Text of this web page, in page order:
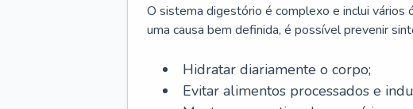
O sistema digestório é complexo e inclui vários
uma causa bem definida, é possível prevenir
Hidratar diariamente o corpo;
Evitar alimentos processados e